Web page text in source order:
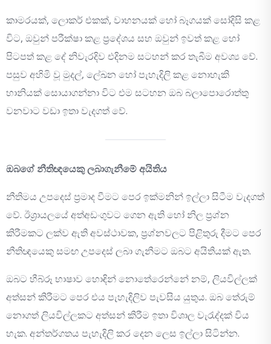
කාමරයක්, ලොකර් එකක්, වාහනයක් හෝ බෑගයක් සෝදිසි කළ
විට, ඔවුන් පරීක්ෂා කළ ප්‍රදේශය සහ ඔවුන් ඉවත් කළ හෝ
පිටපත් කළ දේ නිවැරදිව එදිනම සටහන් කර තැබීම අවශ්‍ය වේ.
පසුව අහිමි වූ මුදල්, ලේඛන හෝ පැහැදිලි කළ නොහැකි
හානියක් සොයාගන්නා විට එම සටහන ඔබ බලාපොරොත්තු
වනවාට වඩා ඉතා වැදගත් වේ.
ඔබගේ නීතිඥයෙකු ලබාගැනීමේ අයිතිය
නීතිමය උපදෙස් ප්‍රමාද වීමට පෙර ඉක්මනින් ඉල්ලා සිටීම වැදගත්
වේ. ඊශ්‍රායලයේ අත්අඩංගුවට ගෙන ඇති හෝ නිල ප්‍රශ්න
කිරීමකට ලක්ව ඇති අවස්ථාවක, ප්‍රශ්නවලට පිළිතුරු දීමට පෙර
නීතිඥයෙකු සමඟ උපදෙස් ලබා ගැනීමට ඔබට අයිතියක් ඇත.
ඔබට හීබ්රූ භාෂාව හොඳින් නොතේරෙන්නේ නම්, ලියවිල්ලක්
අත්සන් කිරීමට පෙර එය පැහැදිලිව පැවසිය යුතුය. ඔබ තේරුම්
නොගත් ලියවිල්ලකට අත්සන් කිරීම ඉතා විශාල වැරැද්දක් විය
හැක. අන්තර්ගතය පැහැදිලි කර දෙන ලෙස ඉල්ලා සිටින්න.